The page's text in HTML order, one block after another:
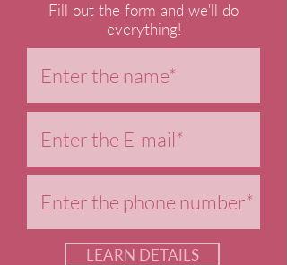
Fill out the form and we'll do
everything!
LEARN DETAILS